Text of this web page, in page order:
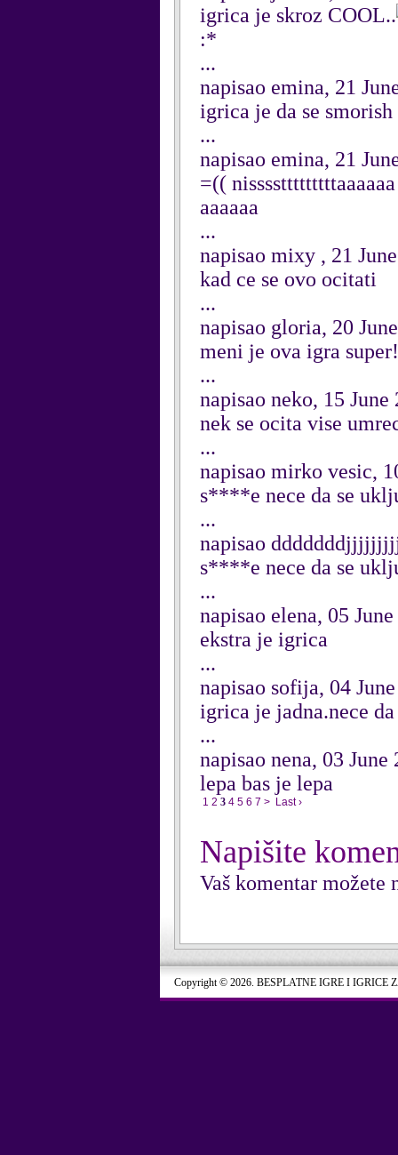
igrica je skroz COOL..
:*
...
napisao emina, 21
igrica je da se smorish
...
napisao emina, 21
=((
aaaaaa
...
napisao mixy , 21
kad ce se ovo ocitati
...
napisao gloria, 20
meni je ova igra
...
napisao neko, 15 June
nek se ocita vise
...
napisao mirko vesic,
s****e nece da se
...
napisao
s****e nece da se
...
napisao elena, 05
ekstra je igrica
...
napisao sofija, 04
igrica je jadna.nece
...
napisao nena, 03 June
lepa bas je lepa
1 2 3 4 5 6 7 > Last ›
Napišite
Vaš komentar možete
Copyright © 2026. BESPLATNE IGRE I IGRICE